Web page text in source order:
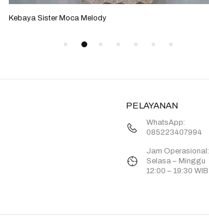
Kebaya Sister Moca Melody
PELAYANAN
WhatsApp:
085223407994
Jam Operasional:
Selasa – Minggu
12:00 – 19:30 WIB